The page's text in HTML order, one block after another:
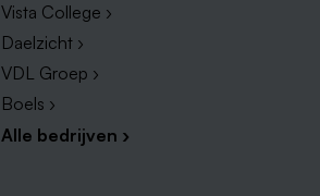
Vista College ›
Daelzicht ›
VDL Groep ›
Boels ›
Alle bedrijven ›